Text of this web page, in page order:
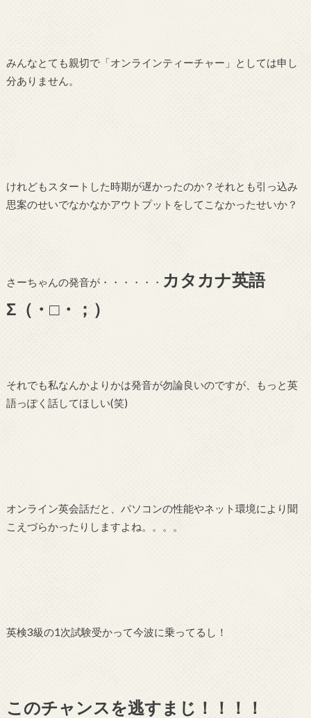
みんなとても親切で「オンラインティーチャー」としては申し
分ありません。
けれどもスタートした時期が遅かったのか？それとも引っ込み
思案のせいでなかなかアウトプットをしてこなかったせいか？
さーちゃんの発音が・・・・・・ カタカナ英語
Σ（・□・；）
それでも私なんかよりかは発音が勿論良いのですが、もっと英
語っぽく話してほしい(笑)
オンライン英会話だと、パソコンの性能やネット環境により聞
こえづらかったりしますよね。。。。
英検3級の1次試験受かって今波に乗ってるし！
このチャンスを逃すまじ！！！！